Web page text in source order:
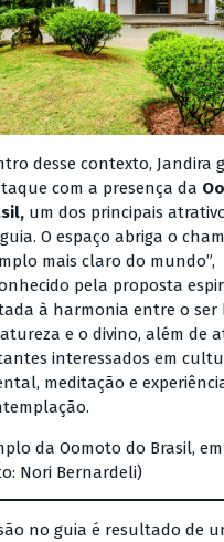
desse contexto, Jandira
com a presença da
um dos principais
O espaço abriga o
mais claro do mundo”,
pela proposta
à harmonia entre o ser
e o divino, além de
interessados em
meditação e
da Oomoto do Brasil,
Nori Bernardeli)
no guia é resultado de